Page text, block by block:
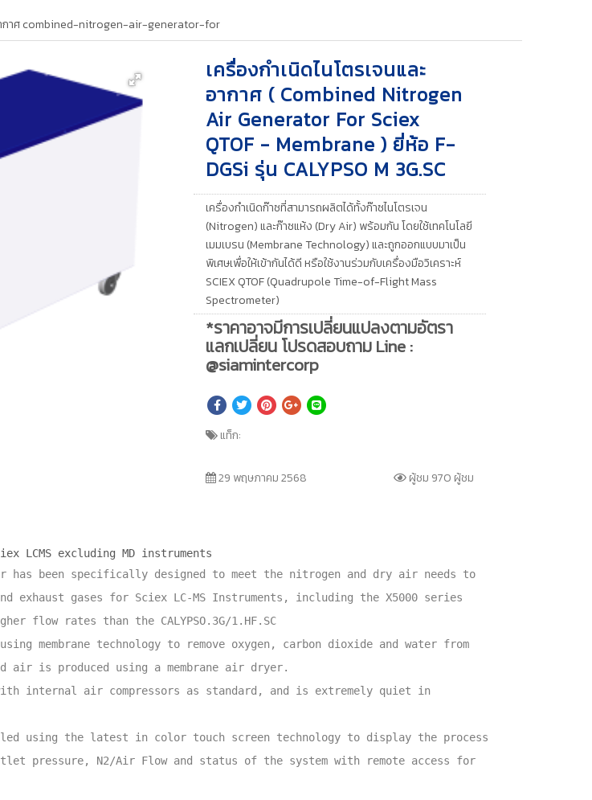
ากาศ combined-nitrogen-air-generator-for
เครื่องกำเนิดไนโตรเจนและ
อากาศ ( Combined Nitrogen
Air Generator For Sciex
QTOF - Membrane ) ยี่ห้อ F-
DGSi รุ่น CALYPSO M 3G.SC
เครื่องกำเนิดก๊าซที่สามารถผลิตได้ทั้งก๊าซไนโตรเจน
(Nitrogen) และก๊าซแห้ง (Dry Air) พร้อมกัน โดยใช้เทคโนโลยี
เมมเบรน (Membrane Technology) และถูกออกแบบมาเป็น
พิเศษเพื่อให้เข้ากันได้ดี หรือใช้งานร่วมกับเครื่องมือวิเคราะห์
SCIEX QTOF (Quadrupole Time-of-Flight Mass
Spectrometer)
*ราคาอาจมีการเปลี่ยนแปลงตามอัตรา
แลกเปลี่ยน โปรดสอบถาม Line :
@siamintercorp
แท็ก:
29 พฤษภาคม 2568 ผู้ชม 970 ผู้ชม
LCMS excluding MD instruments
has been specifically designed to meet the nitrogen and dry air needs to
exhaust gases for Sciex LC-MS Instruments, including the X5000 series
flow rates than the CALYPSO.3G/1.HF.SC
membrane technology to remove oxygen, carbon dioxide and water from
air is produced using a membrane air dryer.
internal air compressors as standard, and is extremely quiet in
using the latest in color touch screen technology to display the process
pressure, N2/Air Flow and status of the system with remote access for